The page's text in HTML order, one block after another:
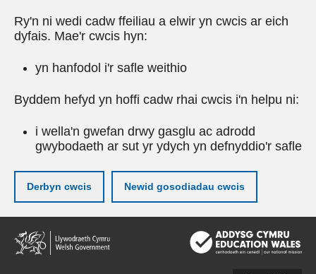
Ry'n ni wedi cadw ffeiliau a elwir yn cwcis ar eich
dyfais. Mae'r cwcis hyn:
yn hanfodol i'r safle weithio
Byddem hefyd yn hoffi cadw rhai cwcis i'n helpu ni:
i wella'n gwefan drwy gasglu ac adrodd
gwybodaeth ar sut yr ydych yn defnyddio'r safle
Derbyn cwcis Newid gosodiadau cwcis
Neidio
i'r
prif